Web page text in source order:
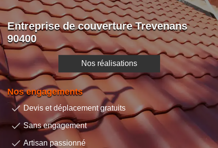
Entreprise de couverture Trevenans
90400
Nos réalisations
Nos engagements
Devis et déplacement gratuits
Sans engagement
Artisan passionné